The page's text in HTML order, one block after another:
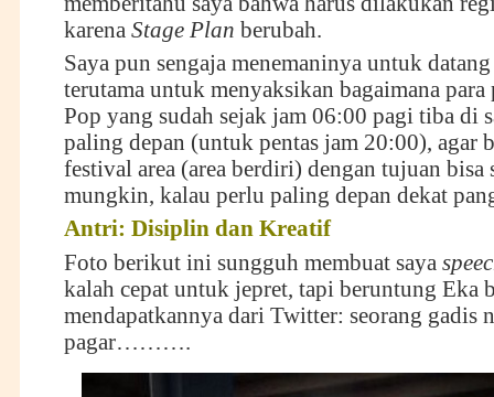
karena Stage Plan berubah.
Saya pun sengaja menemaninya untuk
terutama untuk menyaksikan bagaimana para
Pop yang sudah sejak jam 06:00 pagi tiba di
paling depan (untuk pentas jam 20:00), agar
festival area (area berdiri) dengan tujuan bisa
mungkin, kalau perlu paling depan dekat
Antri: Disiplin dan Kreatif
Foto berikut ini sungguh membuat saya
kalah cepat untuk jepret, tapi beruntung Eka
mendapatkannya dari Twitter: seorang gadis
pagar……….